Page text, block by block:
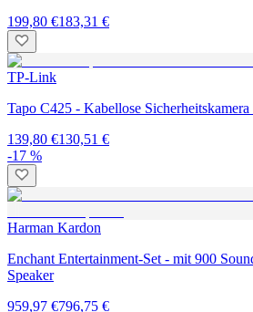
199,80 €183,31 €
TP-Link
Tapo C425 - Kabellose Sicherheitskamera
139,80 €130,51 €
-17 %
Harman Kardon
Enchant Entertainment-Set - mit 900
Speaker
959,97 €796,75 €